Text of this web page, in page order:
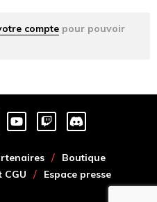
compte pour pouvoir
Boutique
CGU
Espace presse